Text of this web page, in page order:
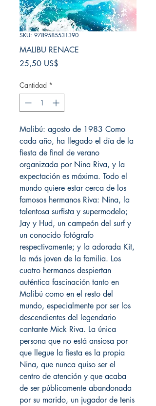
SKU: 9789585531390
MALIBU RENACE
25,50 US$
Cantidad *
Malibú: agosto de 1983 Como
cada año, ha llegado el día de la
fiesta de final de verano
organizada por Nina Riva, y la
expectación es máxima. Todo el
mundo quiere estar cerca de los
famosos hermanos Riva: Nina, la
talentosa surfista y supermodelo;
Jay y Hud, un campeón del surf y
un conocido fotógrafo
respectivamente; y la adorada Kit,
la más joven de la familia. Los
cuatro hermanos despiertan
auténtica fascinación tanto en
Malibú como en el resto del
mundo, especialmente por ser los
descendientes del legendario
cantante Mick Riva. La única
persona que no está ansiosa por
que llegue la fiesta es la propia
Nina, que nunca quiso ser el
centro de atención y que acaba
de ser públicamente abandonada
por su marido, un jugador de tenis